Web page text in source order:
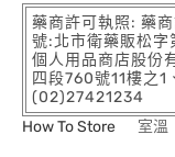
藥商許可執照: 藥
號:北市衛藥販松字
個人用品商店股份
四段760號11樓之
(02)27421234
How To Store
室溫